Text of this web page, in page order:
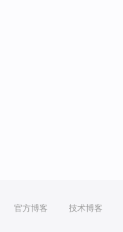
官方博客 技术博客